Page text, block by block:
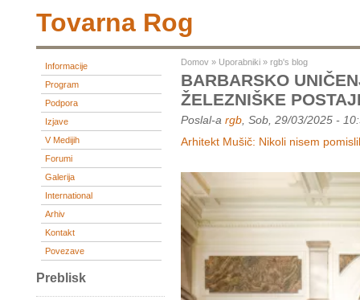
Tovarna Rog
Informacije
Program
Podpora
Izjave
V Medijih
Forumi
Galerija
International
Arhiv
Kontakt
Povezave
Preblisk
Domov » Uporabniki » rgb's blog
BARBARSKO
ŽELEZNIŠKE
Poslal-a rgb , Sob, 29/03/2025 -
Arhitekt Mušič: Nikoli nisem